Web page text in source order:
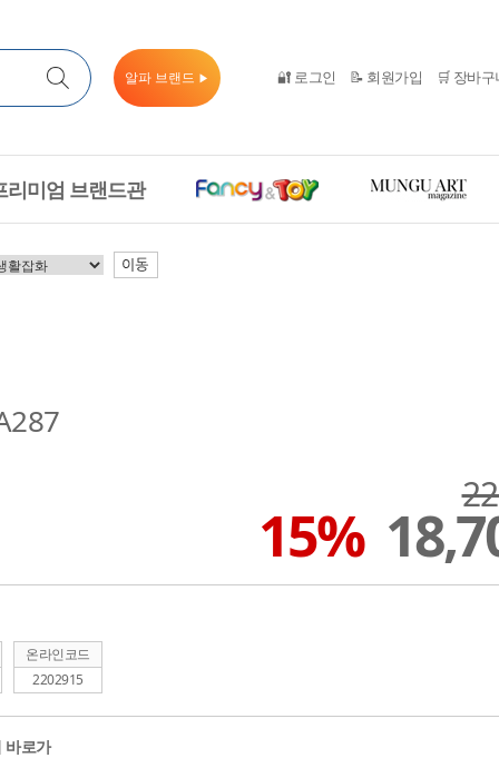
알파 브랜드 ▶ 🔐 로그인 📝 회원가입 🛒 장바구
리미엄 브랜드관
이동
15%
온라인코드
2202915
바로가